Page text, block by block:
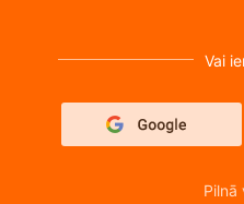
Vai
Pilnā